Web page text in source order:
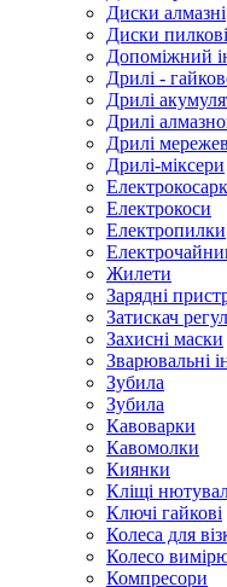
Диски алмазні
Диски пилкові
Допоміжний
Дрилі -
Дрилі
Дрилі
Дрилі
Дрилі-міксери
Електрокоси
Електропилки
Жилети
Зарядні
Затискач
Захисні маски
Зварювальні
Зубила
Зубила
Кавоварки
Кавомолки
Киянки
Кліщі
Ключі гайкові
Колеса для
Колесо
Компресори